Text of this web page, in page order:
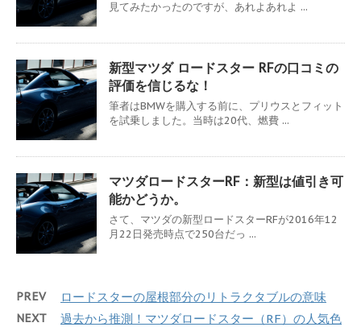
見てみたかったのですが、あれよあれよ ...
新型マツダ ロードスター RFの口コミの
評価を信じるな！
筆者はBMWを購入する前に、プリウスとフィット
を試乗しました。当時は20代、燃費 ...
マツダロードスターRF：新型は値引き可
能かどうか。
さて、マツダの新型ロードスターRFが2016年12
月22日発売時点で250台だっ ...
PREV ロードスターの屋根部分のリトラクタブルの意味
NEXT
過去から推測！マツダロードスター（RF）の人気色